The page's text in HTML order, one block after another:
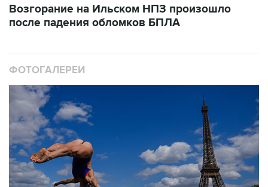
Возгорание на Ильском НПЗ произошло
после падения обломков БПЛА
ФОТОГАЛЕРЕИ